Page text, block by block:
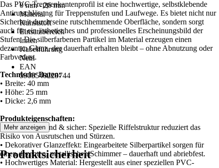
0 mm - 26 mm
Material
Kunststoff
Einsatzbereich
Innen
Kabelführung
Nein
EAN
5905548229744
Das PVC-Treppenkantenprofil ist eine hochwertige, selbstklebende
Antirutschlösung für Treppenstufen und Laufwege. Es bietet nicht nur
Sicherheit durch seine rutschhemmende Oberfläche, sondern sorgt
auch für ein ästhetisches und professionelles Erscheinungsbild der
Stufen. Die silberfarbenen Partikel im Material erzeugen einen
dezenten Glanz, der dauerhaft erhalten bleibt – ohne Abnutzung oder
Farbverlust.
Technische Daten:
• Breite: 40 mm
• Höhe: 25 mm
• Dicke: 2,6 mm
Produkteigenschaften:
• Rutschhemmend & sicher: Spezielle Riffelstruktur reduziert das
Risiko von Ausrutschen und Stürzen.
• Dekorativer Glanzeffekt: Eingearbeitete Silberpartikel sorgen für
einen dezenten, metallischen Schimmer – dauerhaft und abriebfest.
• Hochwertiges Material: Hergestellt aus einer speziellen PVC-
Mehr anzeigen
Produktsicherheit